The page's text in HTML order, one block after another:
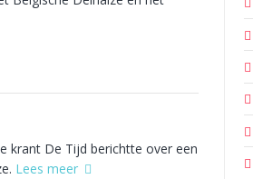
krant De Tijd berichtte over een
Lees meer